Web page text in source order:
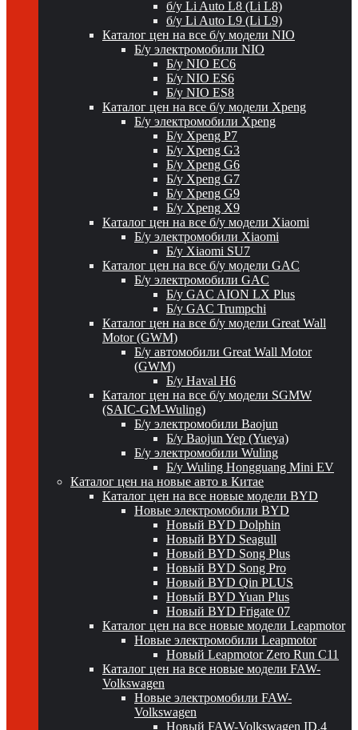
б/у Li Auto L8 (Li L8)
б/у Li Auto L9 (Li L9)
Каталог цен на все б/у модели NIO
Б/у электромобили NIO
Б/у NIO EC6
Б/у NIO ES6
Б/у NIO ES8
Каталог цен на все б/у модели Xpeng
Б/у электромобили Xpeng
Б/у Xpeng P7
Б/у Xpeng G3
Б/у Xpeng G6
Б/у Xpeng G7
Б/у Xpeng G9
Б/у Xpeng X9
Каталог цен на все б/у модели Xiaomi
Б/у электромобили Xiaomi
Б/у Xiaomi SU7
Каталог цен на все б/у модели GAC
Б/у электромобили GAC
Б/у GAC AION LX Plus
Б/у GAC Trumpchi
Каталог цен на все б/у модели Great Wall
Motor (GWM)
Б/у автомобили Great Wall Motor
(GWM)
Б/у Haval H6
Каталог цен на все б/у модели SGMW
(SAIC-GM-Wuling)
Б/у электромобили Baojun
Б/у Baojun Yep (Yueya)
Б/у электромобили Wuling
Б/у Wuling Hongguang Mini EV
Каталог цен на новые авто в Китае
Каталог цен на все новые модели BYD
Новые электромобили BYD
Новый BYD Dolphin
Новый BYD Seagull
Новый BYD Song Plus
Новый BYD Song Pro
Новый BYD Qin PLUS
Новый BYD Yuan Plus
Новый BYD Frigate 07
Каталог цен на все новые модели Leapmotor
Новые электромобили Leapmotor
Новый Leapmotor Zero Run C11
Каталог цен на все новые модели FAW-
Volkswagen
Новые электромобили FAW-
Volkswagen
Новый FAW-Volkswagen ID.4